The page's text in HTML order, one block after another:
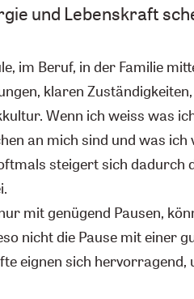
und Lebenskraft
im Beruf, in der Familie
klaren
Wenn ich weiss was
an mich sind und was ich
steigert sich dadurch
mit genügend Pausen,
nicht die Pause mit einer
eignen sich hervorragend,